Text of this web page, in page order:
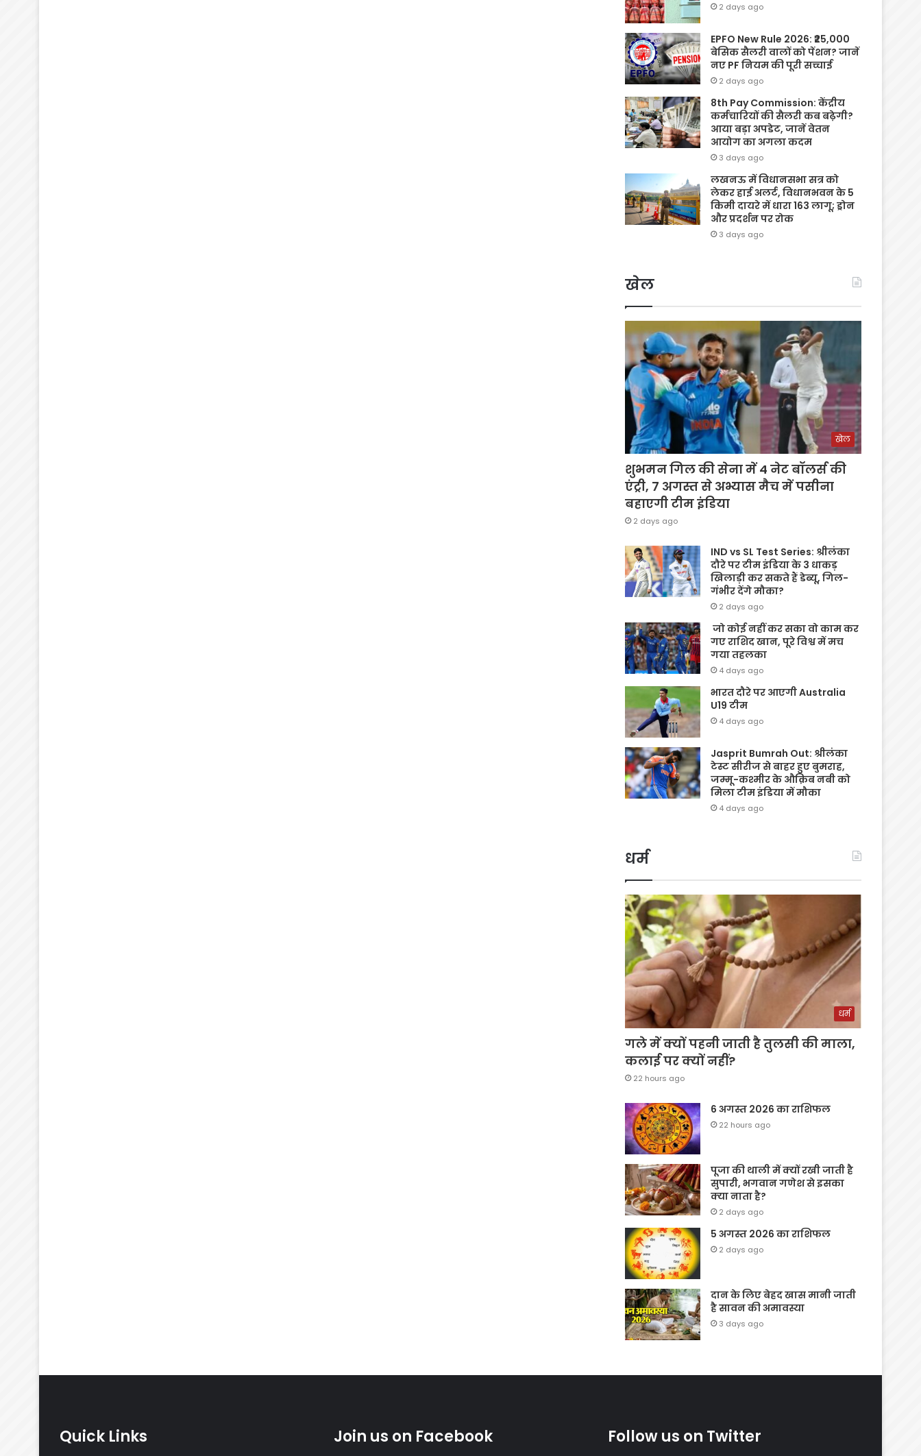
2 days ago
EPFO New Rule 2026: ₹25,000
बेसिक सैलरी वालों को पेंशन? जानें
नए PF नियम की पूरी सच्चाई
2 days ago
8th Pay Commission: केंद्रीय
कर्मचारियों की सैलरी कब बढ़ेगी?
आया बड़ा अपडेट, जानें वेतन
आयोग का अगला कदम
3 days ago
लखनऊ में विधानसभा सत्र को
लेकर हाई अलर्ट, विधानभवन के 5
किमी दायरे में धारा 163 लागू; ड्रोन
और प्रदर्शन पर रोक
3 days ago
खेल
खेल
शुभमन गिल की सेना में 4 नेट बॉलर्स की
एंट्री, 7 अगस्त से अभ्यास मैच में पसीना
बहाएगी टीम इंडिया
2 days ago
IND vs SL Test Series: श्रीलंका
दौरे पर टीम इंडिया के 3 धाकड़
खिलाड़ी कर सकते हैं डेब्यू, गिल-
गंभीर देंगे मौका?
2 days ago
जो कोई नहीं कर सका वो काम कर
गए राशिद खान, पूरे विश्व में मच
गया तहलका
4 days ago
भारत दौरे पर आएगी Australia
U19 टीम
4 days ago
Jasprit Bumrah Out: श्रीलंका
टेस्ट सीरीज से बाहर हुए बुमराह,
जम्मू-कश्मीर के औक़िब नबी को
मिला टीम इंडिया में मौका
4 days ago
धर्म
धर्म
गले में क्यों पहनी जाती है तुलसी की माला,
कलाई पर क्यों नहीं?
22 hours ago
6 अगस्त 2026 का राशिफल
22 hours ago
पूजा की थाली में क्यों रखी जाती है
सुपारी, भगवान गणेश से इसका
क्या नाता है?
2 days ago
5 अगस्त 2026 का राशिफल
2 days ago
दान के लिए बेहद खास मानी जाती
है सावन की अमावस्या
3 days ago
Quick Links Join us on Facebook Follow us on Twitter